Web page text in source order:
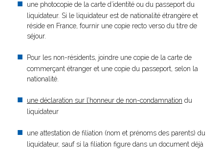
une photocopie de la carte d’identité ou du passeport du
liquidateur. Si le liquidateur est de nationalité étrangère et
réside en France, fournir une copie recto verso du titre de
séjour.
Pour les non-résidents, joindre une copie de la carte de
commerçant étranger et une copie du passeport, selon la
nationalité.
une déclaration sur l’honneur de non-condamnation du
liquidateur
une attestation de filiation (nom et prénoms des parents) du
liquidateur, sauf si la filiation figure dans un document déjà